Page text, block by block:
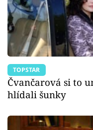
TOPSTAR
Čvančarová si to
hlídali šunky